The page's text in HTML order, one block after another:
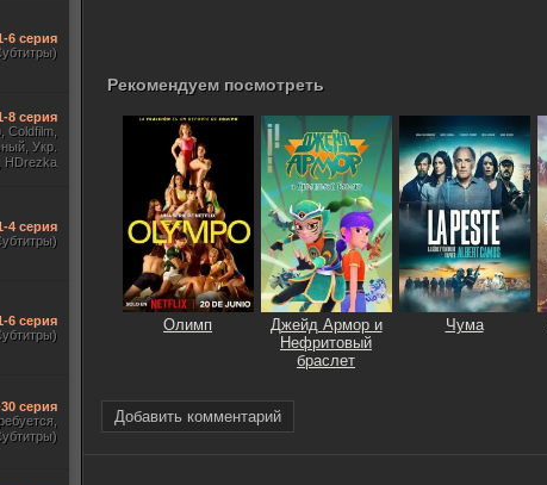
Рекомендуем посмотреть
Олимп
Джейд Армор и
Нефритовый
браслет
Чума
Добавить комментарий
6 серия
8 серия
Coldfilm,
Укр.
HDrezka
4 серия
6 серия
серия